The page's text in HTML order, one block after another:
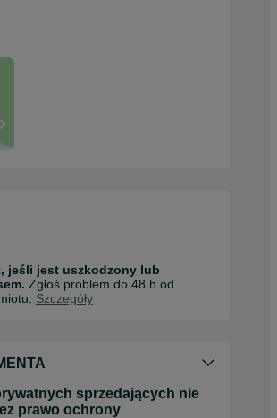
jeśli jest uszkodzony lub
Zgłoś problem do 48 h od
Szczegóły
sprzedających nie
prawo ochrony